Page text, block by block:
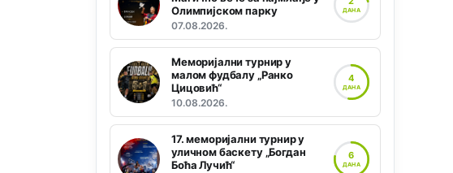
Олимпијском парку
07.08.2026.
ДАНА
Меморијални турнир у
малом фудбалу „Ранко
Цицовић“
10.08.2026.
4
ДАНА
17. меморијални турнир у
уличном баскету „Богдан
Боћа Лучић“
6
ДАНА